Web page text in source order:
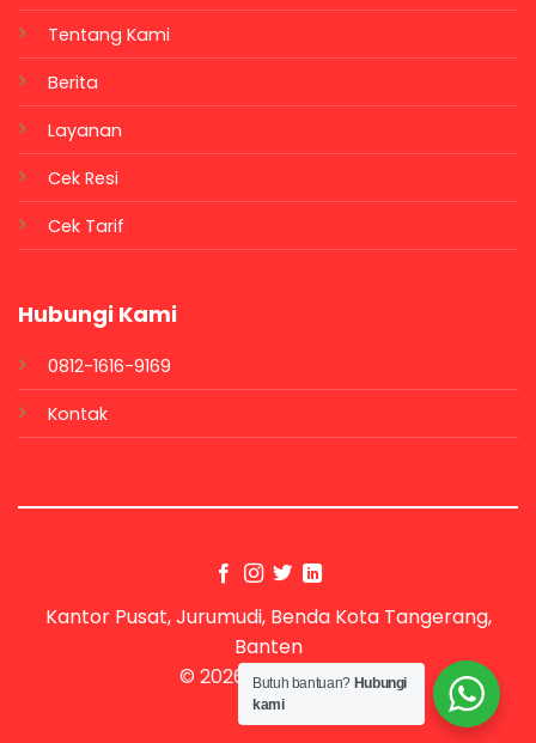
Tentang Kami
Berita
Layanan
Cek Resi
Cek Tarif
Hubungi Kami
0812-1616-9169
Kontak
Kantor Pusat, Jurumudi, Benda Kota Tangerang,
Banten
© 2026 UX Themes
Butuh bantuan? Hubungi
kami